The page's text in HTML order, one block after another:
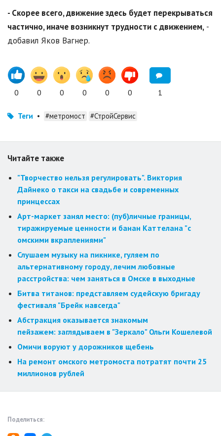
- Скорее всего, движение здесь будет перекрываться
частично, иначе возникнут трудности с движением, -
добавил Яков Вагнер.
0 0 0 0 0 0 1
Теги • #метромост #СтройСервис
Читайте также
"Творчество нельзя регулировать". Виктория
Дайнеко о такси на свадьбе и современных
принцессах
Арт-маркет занял место: (пуб)личные границы,
тиражируемые ценности и банан Каттелана "с
омскими вкраплениями"
Слушаем музыку на пикнике, гуляем по
альтернативному городу, лечим любовные
расстройства: чем заняться в Омске в выходные
Битва титанов: представляем судейскую бригаду
фестиваля "Брейк навсегда"
Абстракция оказывается знакомым
пейзажем: заглядываем в "Зеркало" Ольги Кошелевой
Омичи воруют у дорожников щебень
На ремонт омского метромоста потратят почти 25
миллионов рублей
Поделиться: